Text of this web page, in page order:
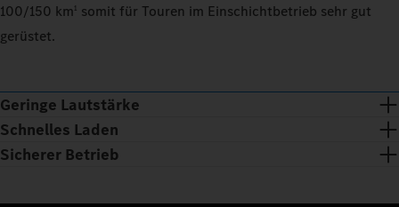
100/150 km1 somit für Touren im Einschichtbetrieb sehr gut
gerüstet.
Geringe Lautstärke
Schnelles Laden
Sicherer Betrieb